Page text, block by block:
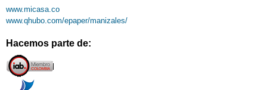
www.micasa.co
www.qhubo.com/epaper/manizales/
Hacemos parte de: